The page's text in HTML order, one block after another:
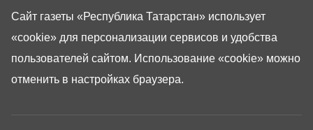
Сайт газеты «Республика Татарстан» использует
«cookie» для персонализации сервисов и удобства
пользователей сайтом. Использование «cookie» можно
отменить в настройках браузера.